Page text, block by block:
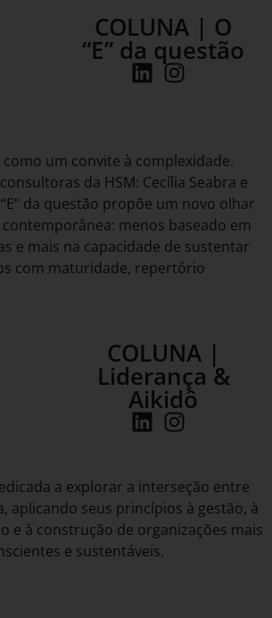
COLUNA | O
“E” da questão
como um convite à complexidade.
da HSM: Cecília Seabra e
da questão propõe um novo olhar
menos baseado em
e mais na capacidade de sustentar
com maturidade, repertório
COLUNA |
Liderança &
Aikidô
a explorar a interseção entre
aplicando seus princípios à gestão, à
e à construção de organizações mais
e sustentáveis.